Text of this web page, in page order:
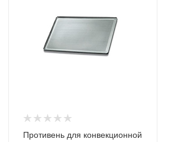
Противень для конвекционной